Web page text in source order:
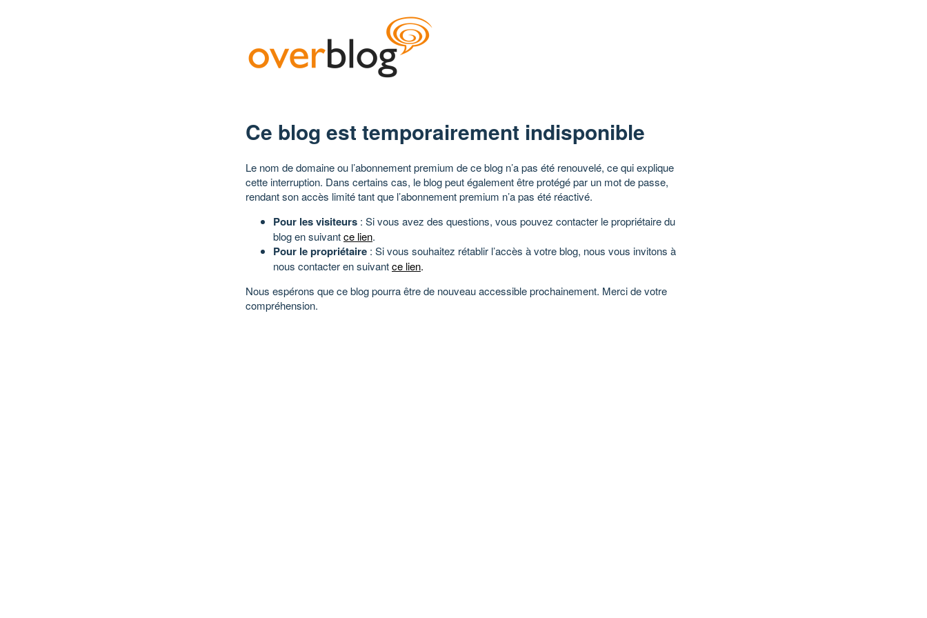
Ce blog est temporairement indisponible
Le nom de domaine ou l’abonnement premium de ce blog n’a pas été renouvelé, ce qui explique
cette interruption. Dans certains cas, le blog peut également être protégé par un mot de passe,
rendant son accès limité tant que l’abonnement premium n’a pas été réactivé.
Pour les visiteurs : Si vous avez des questions, vous pouvez contacter le propriétaire du
blog en suivantce lien.
Pour le propriétaire : Si vous souhaitez rétablir l’accès à votre blog, nous vous invitons à
nous contacter en suivantce lien.
Nous espérons que ce blog pourra être de nouveau accessible prochainement. Merci de votre
compréhension.